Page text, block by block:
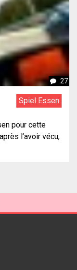
27
Spiel Essen
pour cette
l’avoir vécu,